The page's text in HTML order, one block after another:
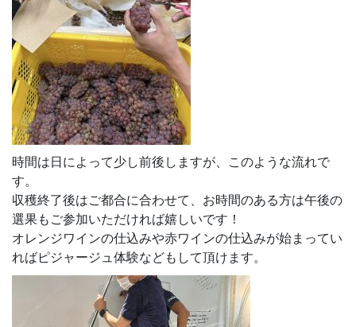
時間は日によって少し前後しますが、このような流れで
す。
収穫終了後はご都合に合わせて、お時間のある方は午後の
選果もご参加いただければ嬉しいです！
オレンジワインの仕込みや赤ワインの仕込みが始まってい
ればピジャージュ体験などもして頂けます。